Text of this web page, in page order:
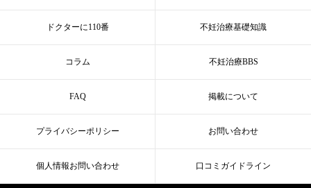
ドクターに110番 不妊治療基礎知識
コラム 不妊治療BBS
FAQ 掲載について
プライバシーポリシー お問い合わせ
個人情報お問い合わせ 口コミガイドライン